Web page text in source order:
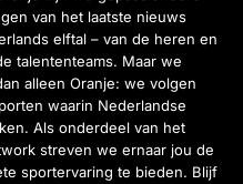
van het laatste nieuws
elftal – van de heren en
talententeams. Maar we
alleen Oranje: we volgen
waarin Nederlandse
Als onderdeel van het
streven we ernaar jou de
sportervaring te bieden. Blijf